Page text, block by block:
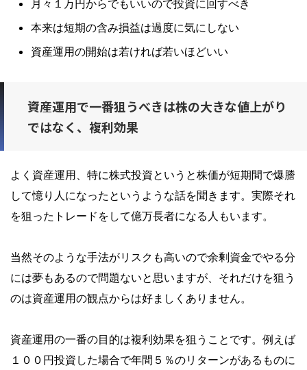
月々１万円からでもいいので投資に回すべき
本来は短期の含み損益は過度に気にしない
資産運用の開始は若ければ若いほどいい
資産運用で一番狙うべきは株の大きな値上がり
ではなく、複利効果
よく資産運用、特に株式投資というと株価が短期間で爆謄
して憶り人になったというような話を聞きます。実際それ
を狙ったトレードをして億万長者になる人もいます。
当然そのような手法がリスクも高いので余剰資金でやる分
には夢もあるので問題ないと思いますが、それだけを狙う
のは資産運用の観点からは好ましくありません。
資産運用の一番の目的は複利効果を狙うことです。例えば
１００円投資した場合で年間５％のリターンがあるものに